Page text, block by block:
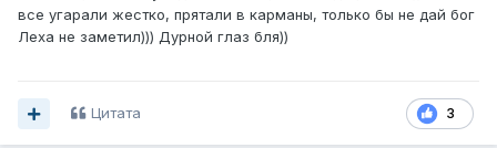
все угарали жестко, прятали в карманы, только бы не дай бог
Леха не заметил))) Дурной глаз бля))
3
Цитата